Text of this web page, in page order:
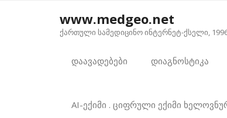
www.medgeo.net
ქართული სამედიცინო ინტერნეტ-ქსელი,
დაავადებები დიაგნოსტიკა
AI-ექიმი . ციფრული ექიმი